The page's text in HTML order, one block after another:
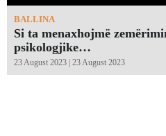
BALLINA
Si ta menaxhojmë
psikologjike…
23 August 2023 | 23 August 2023